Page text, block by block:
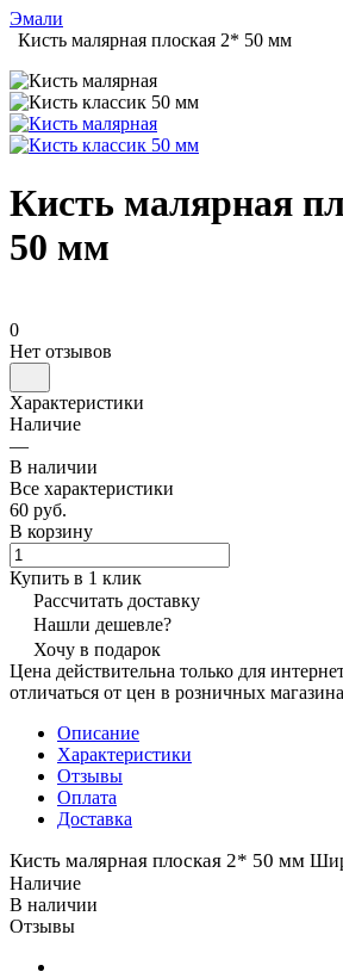
Эмали
Кисть малярная плоская 2* 50 мм
Кисть малярная
50 мм
0
Нет отзывов
Характеристики
Наличие
—
В наличии
Все характеристики
60 руб.
В корзину
Купить в 1 клик
Рассчитать доставку
Нашли дешевле?
Хочу в подарок
Цена действительна только для
отличаться от цен в розничных
Описание
Характеристики
Отзывы
Оплата
Доставка
Кисть малярная плоская 2* 50 мм
Наличие
В наличии
Отзывы